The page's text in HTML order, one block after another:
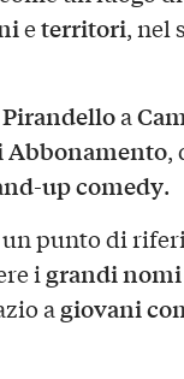
eterritori, nel
Pirandelloa
Abbonamento,
up comedy.
un punto di
igrandi
agiovani